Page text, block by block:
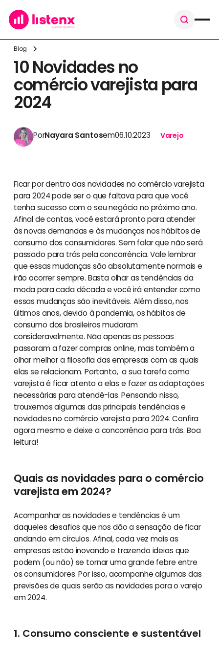
Blog
10 Novidades no
comércio varejista para
2024
PorNayara Santosem06.10.2023 Varejo
Ficar por dentro das novidades no comércio varejista
para 2024 pode ser o que faltava para que você
tenha sucesso com o seu negócio no próximo ano.
Afinal de contas, você estará pronto para atender
às novas demandas e às mudanças nos hábitos de
consumo dos consumidores. Sem falar que não será
passado para trás pela concorrência. Vale lembrar
que essas mudanças são absolutamente normais e
irão ocorrer sempre. Basta olhar as tendências da
moda para cada década e você irá entender como
essas mudanças são inevitáveis. Além disso, nos
últimos anos, devido à pandemia, os hábitos de
consumo dos brasileiros mudaram
consideravelmente. Não apenas as pessoas
passaram a fazer compras online, mas também a
olhar melhor a filosofia das empresas com as quais
elas se relacionam. Portanto, a sua tarefa como
varejista é ficar atento a elas e fazer as adaptações
necessárias para atendê-las. Pensando nisso,
trouxemos algumas das principais tendências e
novidades no comércio varejista para 2024. Confira
agora mesmo e deixe a concorrência para trás. Boa
leitura!
Quais as novidades para o comércio
varejista em 2024?
Acompanhar as novidades e tendências é um
daqueles desafios que nos dão a sensação de ficar
andando em círculos. Afinal, cada vez mais as
empresas estão inovando e trazendo ideias que
podem (ou não) se tornar uma grande febre entre
os consumidores. Por isso, acompanhe algumas das
previsões de quais serão as novidades para o varejo
em 2024.
1. Consumo consciente e sustentável